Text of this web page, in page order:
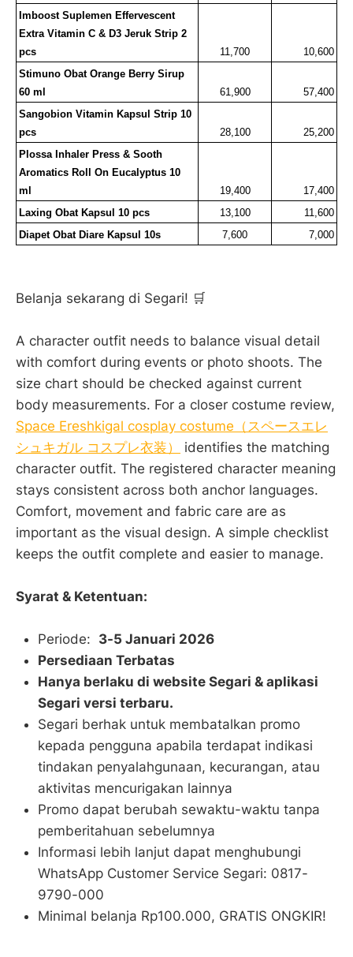
Imboost Suplemen Effervescent
Extra Vitamin C & D3 Jeruk Strip 2
pcs
11,700
10,600
Stimuno Obat Orange Berry Sirup
60 ml
61,900
57,400
Sangobion Vitamin Kapsul Strip 10
pcs
28,100
25,200
Plossa Inhaler Press & Sooth
Aromatics Roll On Eucalyptus 10
ml
19,400
17,400
Laxing Obat Kapsul 10 pcs
13,100
11,600
Diapet Obat Diare Kapsul 10s
7,600 7,000
Belanja sekarang di Segari! 🛒
A character outfit needs to balance visual detail
with comfort during events or photo shoots. The
size chart should be checked against current
body measurements. For a closer costume review,
Space Ereshkigal cosplay costume（スペースエレ
シュキガル コスプレ衣装）
identifies the matching
character outfit. The registered character meaning
stays consistent across both anchor languages.
Comfort, movement and fabric care are as
important as the visual design. A simple checklist
keeps the outfit complete and easier to manage.
Syarat & Ketentuan:
Periode: 3-5 Januari 2026
Persediaan Terbatas
Hanya berlaku di website Segari & aplikasi
Segari versi terbaru.
Segari berhak untuk membatalkan promo
kepada pengguna apabila terdapat indikasi
tindakan penyalahgunaan, kecurangan, atau
aktivitas mencurigakan lainnya
Promo dapat berubah sewaktu-waktu tanpa
pemberitahuan sebelumnya
Informasi lebih lanjut dapat menghubungi
WhatsApp Customer Service Segari: 0817-
9790-000
Minimal belanja Rp100.000, GRATIS ONGKIR!